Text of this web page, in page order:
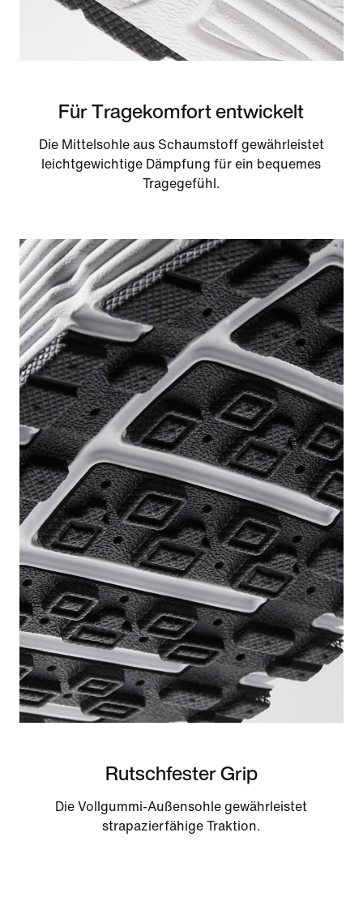
Für Tragekomfort entwickelt
Die Mittelsohle aus Schaumstoff gewährleistet
leichtgewichtige Dämpfung für ein bequemes
Tragegefühl.
Rutschfester Grip
Die Vollgummi-Außensohle gewährleistet
strapazierfähige Traktion.